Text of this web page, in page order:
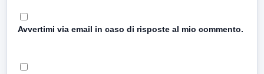
Avvertimi via email in caso di risposte al mio commento.